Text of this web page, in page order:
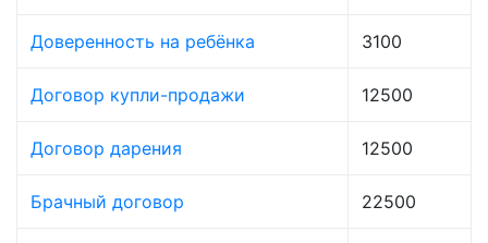
Доверенность на ребёнка 3100
Договор купли-продажи 12500
Договор дарения 12500
Брачный договор 22500